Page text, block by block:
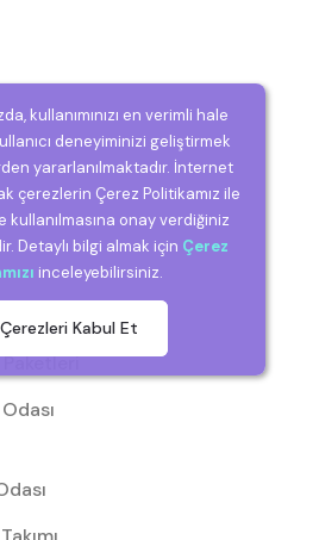
kullanımınızı en verimli hale
deneyiminizi geliştirmek
yararlanılmaktadır. İnternet
çerezlerin Çerez Politikamız ile
kullanılmasına onay verdiğiniz
Detaylı bilgi almak için Çerez
inceleyebilirsiniz.
Çerezleri Kabul Et